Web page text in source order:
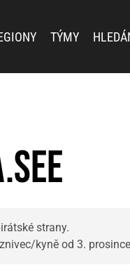
TÝMY
strany.
kyně od 3.